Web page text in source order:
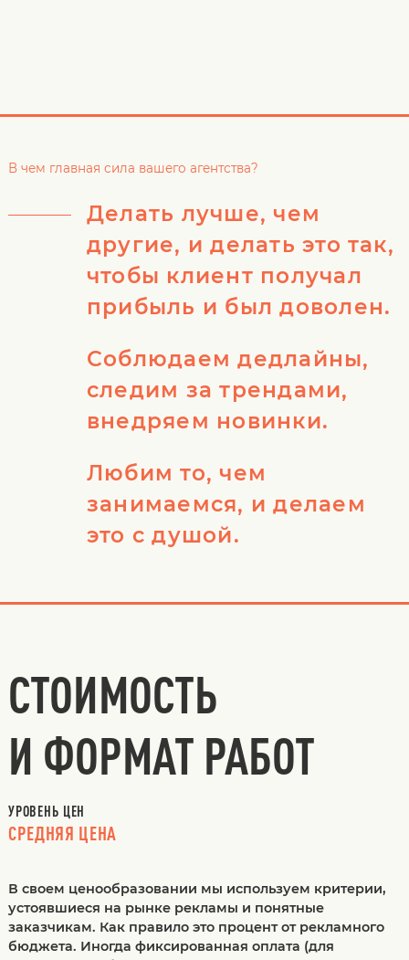
В чем главная сила вашего агентства?
Делать лучше, чем
другие, и делать это так,
чтобы клиент получал
прибыль и был доволен.
Соблюдаем дедлайны,
следим за трендами,
внедряем новинки.
Любим то, чем
занимаемся, и делаем
это с душой.
СТОИМОСТЬ
И ФОРМАТ РАБОТ
УРОВЕНЬ ЦЕН
СРЕДНЯЯ ЦЕНА
В своем ценообразовании мы используем критерии,
устоявшиеся на рынке рекламы и понятные
заказчикам. Как правило это процент от рекламного
бюджета. Иногда фиксированная оплата (для